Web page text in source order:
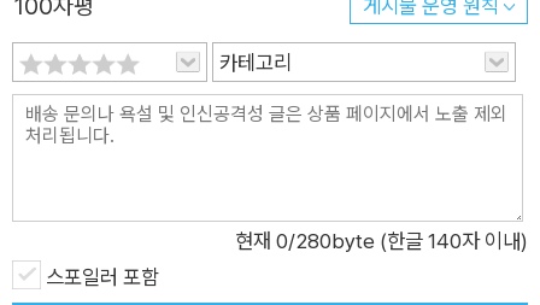
시달린다. 직장과 가사일로 바쁜 남편은 그녀를 보러 오지 못하고
그녀는 일인용 병실에 누워 남편과 어린 아이들을 그리워하며 외
로움과 씨름한다. 입원한 뒤 삼 주쯤 지났을 무렵, 그녀 앞에 마법
처럼 엄마가 나타난다. “안녕, 위즐.” 아주 오랫동안 듣지 못했던
애칭으로 그녀를 부르는 엄마의 목소리를 듣자 루시는 단번에 몸
사람들에 대한 이야기를 끊임없이 풀어놓는다. 그들의 결혼생활,
불행한 결말을 맺었던 삶들에 대해서. 엄마의 이야기는 루시의 마
음속 깊은 곳에 무겁게 가라앉아 있던 어린 시절의 기억을 현재의
카테고리
현재 0/280byte (한글 140자 이내)
스포일러 포함